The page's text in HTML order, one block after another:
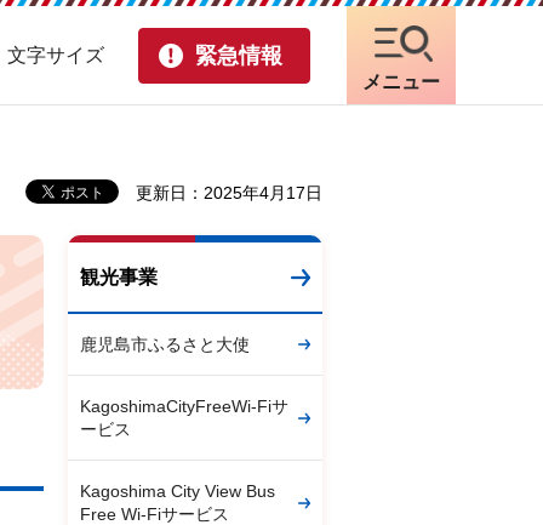
文字サイズ 緊急情報
メニュー
更新日：2025年4月17日
観光事業
鹿児島市ふるさと大使
KagoshimaCityFreeWi-Fiサ
ービス
Kagoshima City View Bus
Free Wi-Fiサービス